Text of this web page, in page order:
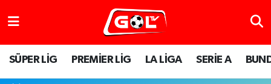
SÜPER LİG PREMİER LİG LA LİGA SERİE A